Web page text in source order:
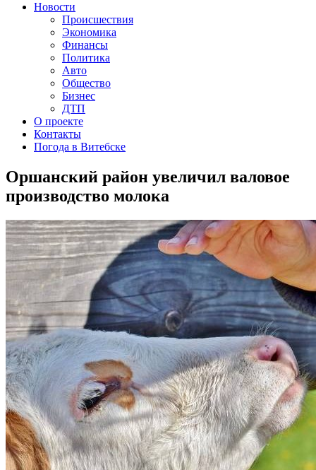
Новости
Происшествия
Экономика
Финансы
Политика
Авто
Общество
Бизнес
ДТП
О проекте
Контакты
Погода в Витебске
Оршанский район увеличил валовое
производство молока